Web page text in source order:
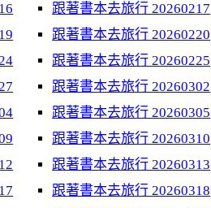
跟著書本去旅行 20260217
跟著書本去旅行 20260220
跟著書本去旅行 20260225
跟著書本去旅行 20260302
跟著書本去旅行 20260305
跟著書本去旅行 20260310
跟著書本去旅行 20260313
跟著書本去旅行 20260318